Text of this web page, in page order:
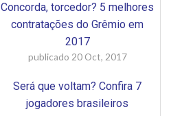
Concorda, torcedor? 5 melhores
contratações do Grêmio em
2017
publicado 20 Oct, 2017
Será que voltam? Confira 7
jogadores brasileiros